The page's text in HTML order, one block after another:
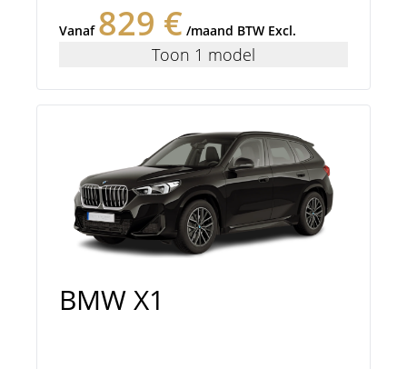
Vanaf 829 € /maand BTW Excl.
Toon 1 model
BMW X1